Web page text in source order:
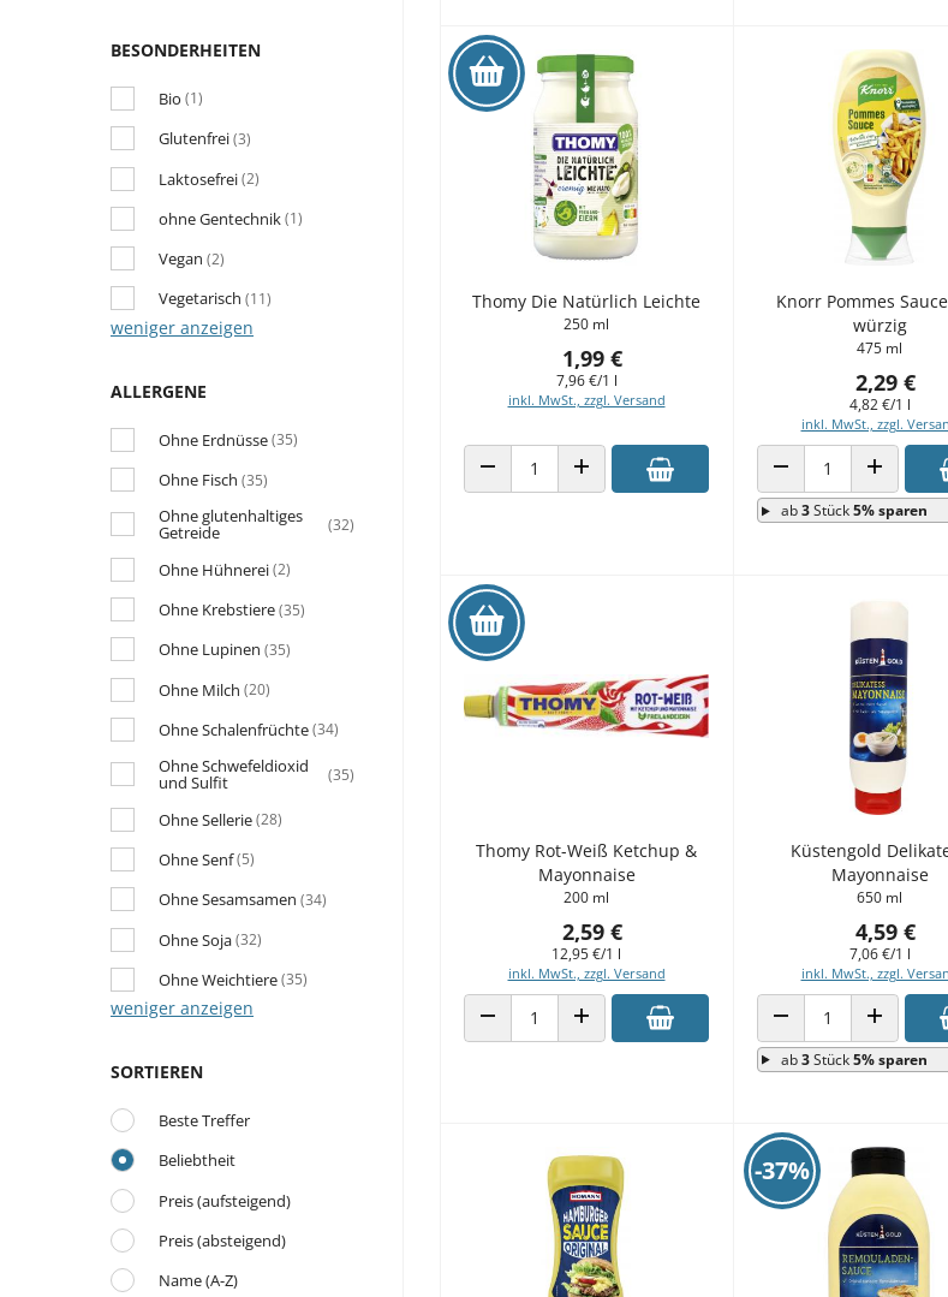
BESONDERHEITEN
Bio (1)
Glutenfrei(3)
Laktosefrei(2)
ohne Gentechnik(1)
Vegan (2)
Vegetarisch (11)
weniger anzeigen
ALLERGENE
Ohne Erdnüsse(35)
Ohne Fisch (35)
Ohne glutenhaltiges
Getreide (32)
Ohne Hühnerei(2)
Ohne Krebstiere(35)
Ohne Lupinen (35)
Ohne Milch (20)
Ohne Schalenfrüchte(34)
Ohne Schwefeldioxid
und Sulfit (35)
Ohne Sellerie(28)
Ohne Senf(5)
Ohne Sesamsamen (34)
Ohne Soja(32)
Ohne Weichtiere(35)
weniger anzeigen
SORTIEREN
Beste Treffer
Beliebtheit
Preis (aufsteigend)
Preis (absteigend)
Name (A-Z)
Thomy Die Natürlich Leichte
250 ml
1,99 €
7,96 €/1 l
inkl. MwSt., zzgl. Versand
ANZAHL VERRINGERNANZAHL ERHÖHEN
Knorr Pommes
würzig
475 ml
2,29 €
4,82 €/1 l
inkl. MwSt., zzgl.
ANZAHL VERRINGERN
ANZAHL
ab3Stück5% sparen
Thomy Rot-Weiß Ketchup &
Mayonnaise
200 ml
2,59 €
12,95 €/1 l
inkl. MwSt., zzgl. Versand
ANZAHL VERRINGERNANZAHL ERHÖHEN
Küstengold
Mayonnaise
650 ml
4,59 €
7,06 €/1 l
inkl. MwSt., zzgl.
ANZAHL VERRINGERN
ANZAHL
ab3Stück5% sparen
-37%